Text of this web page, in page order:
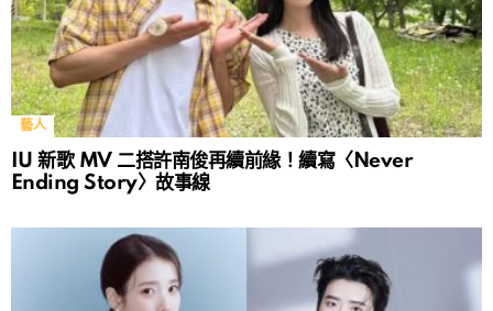
藝人
IU 新歌 MV 二搭許南俊再續前緣！續寫〈Never
Ending Story〉故事線